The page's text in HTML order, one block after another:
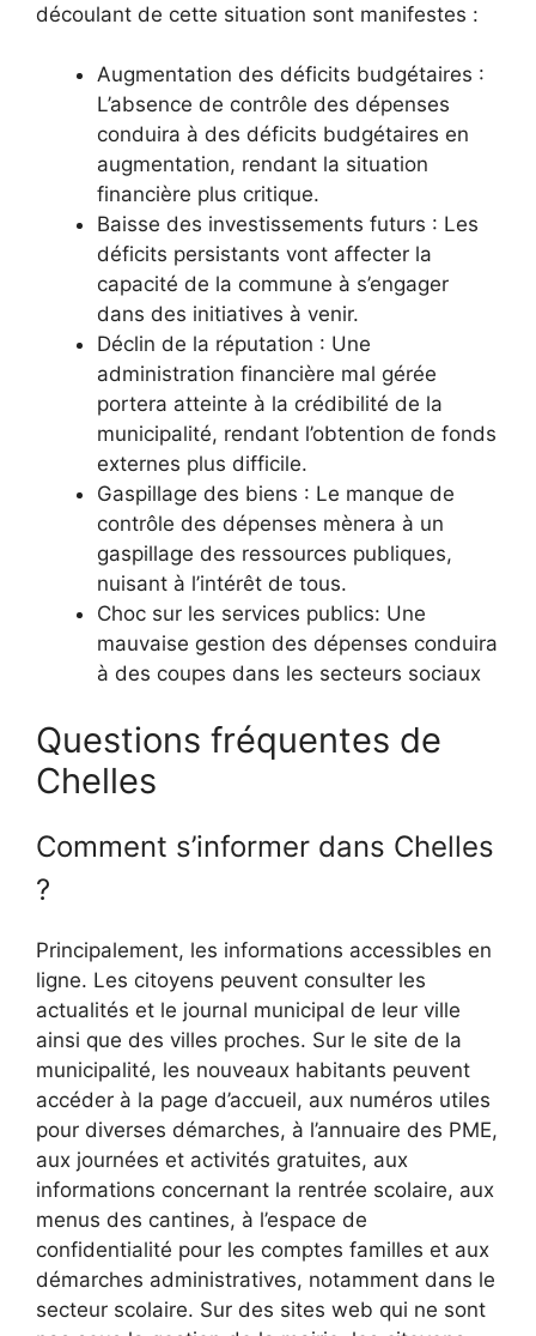
découlant de cette situation sont manifestes :
Augmentation des déficits budgétaires :
L’absence de contrôle des dépenses
conduira à des déficits budgétaires en
augmentation, rendant la situation
financière plus critique.
Baisse des investissements futurs : Les
déficits persistants vont affecter la
capacité de la commune à s’engager
dans des initiatives à venir.
Déclin de la réputation : Une
administration financière mal gérée
portera atteinte à la crédibilité de la
municipalité, rendant l’obtention de fonds
externes plus difficile.
Gaspillage des biens : Le manque de
contrôle des dépenses mènera à un
gaspillage des ressources publiques,
nuisant à l’intérêt de tous.
Choc sur les services publics: Une
mauvaise gestion des dépenses conduira
à des coupes dans les secteurs sociaux
Questions fréquentes de
Chelles
Comment s’informer dans Chelles
?
Principalement, les informations accessibles en
ligne. Les citoyens peuvent consulter les
actualités et le journal municipal de leur ville
ainsi que des villes proches. Sur le site de la
municipalité, les nouveaux habitants peuvent
accéder à la page d’accueil, aux numéros utiles
pour diverses démarches, à l’annuaire des PME,
aux journées et activités gratuites, aux
informations concernant la rentrée scolaire, aux
menus des cantines, à l’espace de
confidentialité pour les comptes familles et aux
démarches administratives, notamment dans le
secteur scolaire. Sur des sites web qui ne sont